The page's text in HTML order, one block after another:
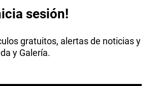
sesión!
gratuitos, alertas de noticias y
y Galería.